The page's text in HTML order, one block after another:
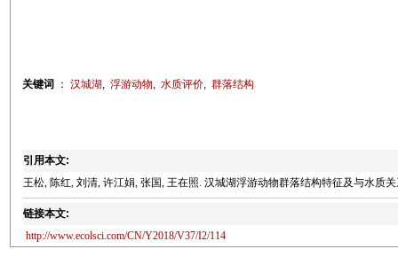
关键词 ： 汉城湖, 浮游动物, 水质评价, 群落结构
引用本文:
王松, 陈红, 刘清, 许江娟, 张国, 王在照. 汉城湖浮游动物群落结构特征及与水质关
链接本文:
http://www.ecolsci.com/CN/Y2018/V37/I2/114